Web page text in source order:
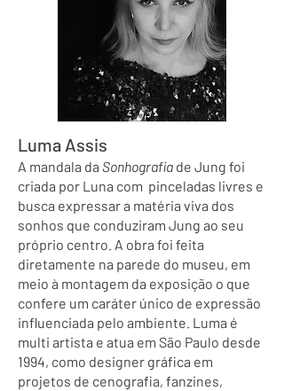
Luma Assis
A mandala da Sonhografia de Jung foi
criada por Luna com pinceladas livres e
busca expressar a matéria viva dos
sonhos que conduziram Jung ao seu
próprio centro. A obra foi feita
diretamente na parede do museu, em
meio à montagem da exposição o que
confere um caráter único de expressão
influenciada pelo ambiente. Luma é
multi artista e atua em São Paulo desde
1994, como designer gráfica em
projetos de cenografia, fanzines,